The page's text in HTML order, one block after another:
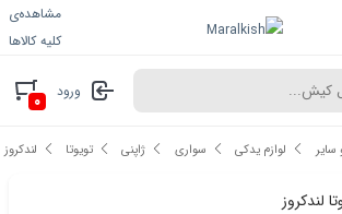
مشاهده‌ی
کلیه کالاها
ورود ۰
سایر لوازم یدکی سواری ژاپنی تویوتا لندکروز
لندکروز